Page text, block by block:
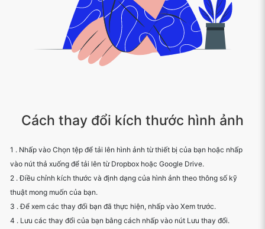
Cách thay đổi kích thước hình ảnh
1 . Nhấp vào Chọn tệp để tải lên hình ảnh từ thiết bị của bạn hoặc nhấp
vào nút thả xuống để tải lên từ Dropbox hoặc Google Drive.
2 . Điều chỉnh kích thước và định dạng của hình ảnh theo thông số kỹ
thuật mong muốn của bạn.
3 . Để xem các thay đổi bạn đã thực hiện, nhấp vào Xem trước.
4 . Lưu các thay đổi của bạn bằng cách nhấp vào nút Lưu thay đổi.